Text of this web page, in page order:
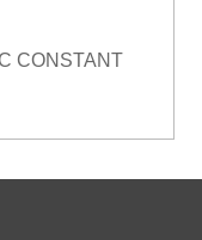
CONSTANT